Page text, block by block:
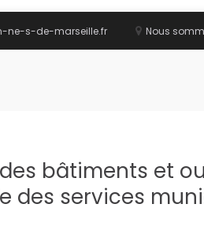
ne-s-de-marseille.fr Nous
bâtiments et
des services